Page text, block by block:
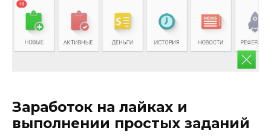
Заработок на лайках и
выполнении простых заданий